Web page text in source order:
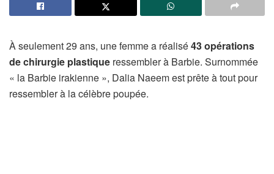
À seulement 29 ans, une femme a réalisé43 opérations
de chirurgie plastique ressembler à Barbie. Surnommée
« la Barbie irakienne », Dalia Naeem est prête à tout pour
ressembler à la célèbre poupée.